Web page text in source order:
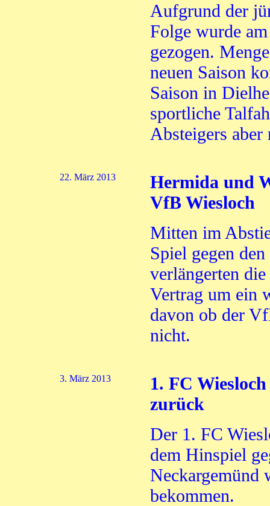
Aufgrund der
Folge wurde
gezogen.
neuen Saison
Saison in
sportliche
Absteigers
22. März 2013
Hermida und
VfB Wiesloch
Mitten im
Spiel gegen
verlängerten
Vertrag um ein
davon ob der
nicht.
3. März 2013
1. FC
zurück
Der 1. FC
dem Hinspiel
Neckargemünd
bekommen.